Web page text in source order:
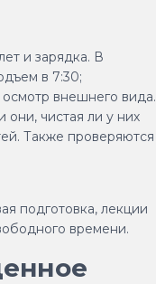
и зарядка. В
в 7:30;
внешнего вида.
они, чистая ли у них
Также проверяются
подготовка, лекции
времени.